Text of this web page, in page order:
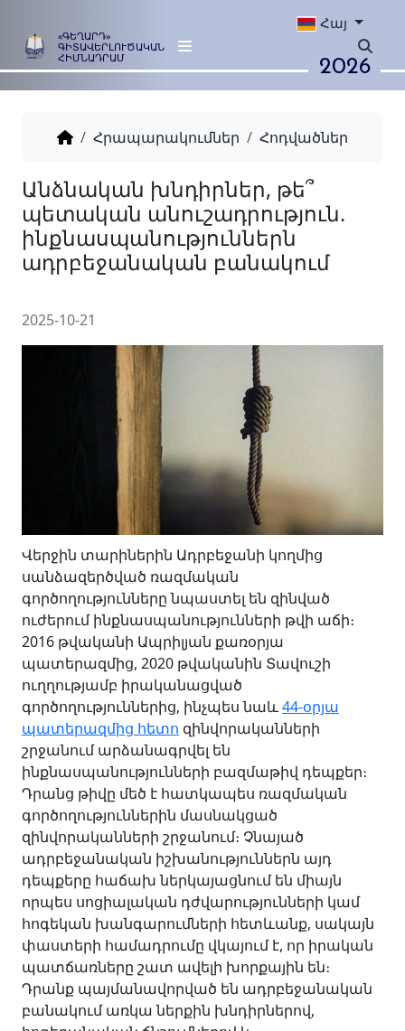
«ԳԵՂԱՐԴ»
ԳԻՏԱՎԵՐԼՈՒԾԱԿԱՆ
ՀԻՄՆԱԴՐԱՄ
Հայ
2026
Հրապարակումներ Հոդվածներ
Անձնական խնդիրներ, թե՞
պետական
ադրբեջանական
2025-10-21
Վերջին տարիներին Ադրբեջանի կողմից
սանձազերծված ռազմական
գործողությունները նպաստել են զինված
ուժերում ինքնասպանությունների թվի աճի։
2016 թվականի Ապրիլյան քառօրյա
պատերազմից, 2020 թվականին Տավուշի
ուղղությամբ իրականացված
գործողություններից, ինչպես նաև44-օրյա
պատերազմից հետո զինվորականների
շրջանում արձանագրվել են
ինքնասպանությունների բազմաթիվ դեպքեր։
Դրանց թիվը մեծ է հատկապես ռազմական
գործողություններին մասնակցած
զինվորականների շրջանում։ Չնայած
ադրբեջանական իշխանություններն այդ
դեպքերը հաճախ ներկայացնում են միայն
որպես սոցիալական դժվարությունների կամ
հոգեկան խանգարումների հետևանք, սակայն
փաստերի համադրումը վկայում է, որ իրական
պատճառները շատ ավելի խորքային են։
Դրանք պայմանավորված են ադրբեջանական
բանակում առկա ներքին խնդիրներով,